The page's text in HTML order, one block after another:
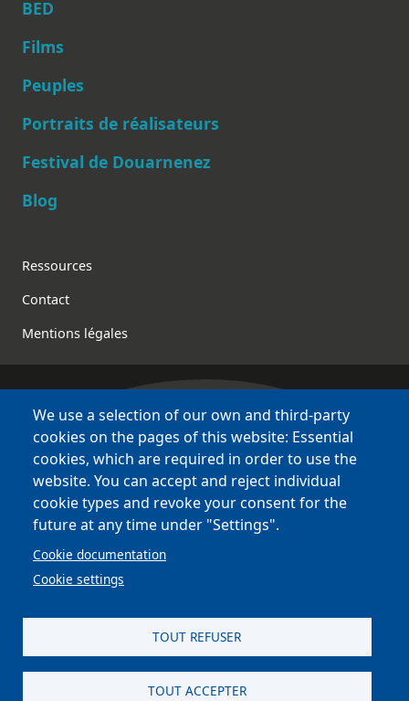
Main navigation
BED
Films
Peuples
Portraits de réalisateurs
Festival de Douarnenez
Blog
Footer
Ressources
Contact
Mentions légales
Bretagne Culture Diversité
des sites variés !
Sites
BCD
Bazhvalan
Bécédia
BED
PCI
We use a selection of our own and third-party
cookies on the pages of this website: Essential
cookies, which are required in order to use the
website. You can accept and reject individual
cookie types and revoke your consent for the
future at any time under "Settings".
Cookie documentation
Cookie settings
TOUT REFUSER
TOUT ACCEPTER
Astraga